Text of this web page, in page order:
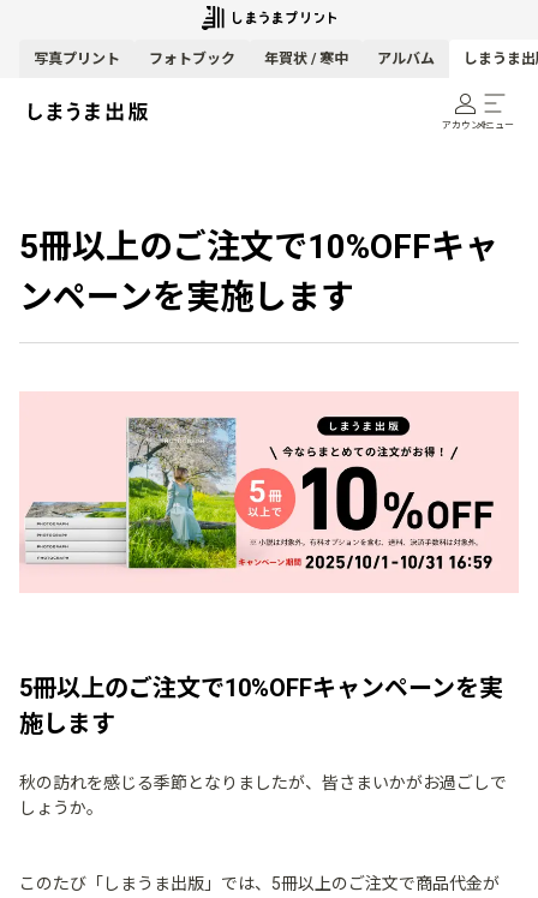
写真プリント フォトブック 年賀状 / 寒中 アルバム しまうま
アカウントメニュー
5冊以上のご注文で10%OFFキャ
ンペーンを実施します
5冊以上のご注文で10%OFFキャンペーンを実
施します
秋の訪れを感じる季節となりましたが、皆さまいかがお過ごしで
しょうか。
このたび「しまうま出版」では、5冊以上のご注文で商品代金が